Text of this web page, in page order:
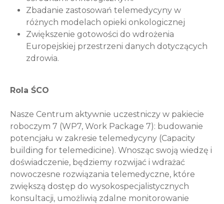
Zbadanie zastosowań telemedycyny w
różnych modelach opieki onkologicznej
Zwiększenie gotowości do wdrożenia
Europejskiej przestrzeni danych dotyczących
zdrowia.
Rola ŚCO
Nasze Centrum aktywnie uczestniczy w pakiecie
roboczym 7 (WP7, Work Package 7): budowanie
potencjału w zakresie telemedycyny (Capacity
building for telemedicine). Wnosząc swoją wiedzę i
doświadczenie, będziemy rozwijać i wdrażać
nowoczesne rozwiązania telemedyczne, które
zwiększą dostęp do wysokospecjalistycznych
konsultacji, umożliwią zdalne monitorowanie